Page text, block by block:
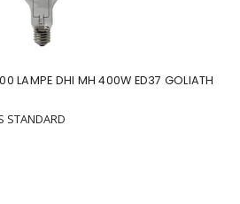
LAMPE DHI MH 400W ED37 GOLIATH
STANDARD